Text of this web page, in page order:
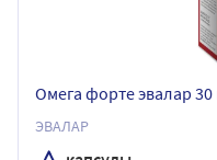
Омега форте эвалар
ЭВАЛАР